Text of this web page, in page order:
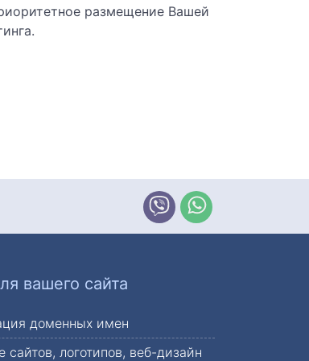
размещение Вашей
вашего сайта
доменных имен
сайтов, логотипов, веб-дизайн